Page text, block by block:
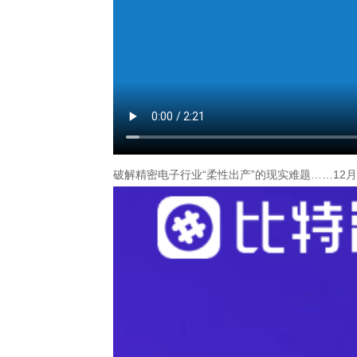
破解精密电子行业“柔性出产”的现实难题……12